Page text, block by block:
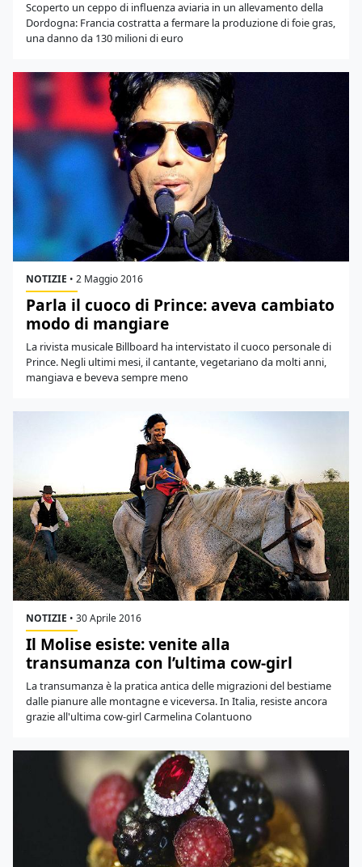
Scoperto un ceppo di influenza aviaria in un allevamento della
Dordogna: Francia costratta a fermare la produzione di foie gras,
una danno da 130 milioni di euro
NOTIZIE • 2 Maggio 2016
Parla il cuoco di Prince: aveva cambiato
modo di mangiare
La rivista musicale Billboard ha intervistato il cuoco personale di
Prince. Negli ultimi mesi, il cantante, vegetariano da molti anni,
mangiava e beveva sempre meno
NOTIZIE • 30 Aprile 2016
Il Molise esiste: venite alla
transumanza con l’ultima cow-girl
La transumanza è la pratica antica delle migrazioni del bestiame
dalle pianure alle montagne e viceversa. In Italia, resiste ancora
grazie all'ultima cow-girl Carmelina Colantuono